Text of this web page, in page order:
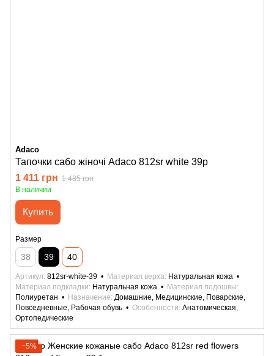
Adaco
Тапочки сабо жіночі Adaco 812sr white 39р
1 411 грн 1 485 грн
В наличии
Купить
Размер
38 39 40
Артикул 812sr-white-39 Материал верха Натуральная кожа
Материал подкладки
Натуральная кожа
Материал подошвы
Полиуретан
Назначение Домашние, Медицинские, Поварские,
Повседневные, Рабочая обувь
Особенности Анатомическая,
Ортопедические
−5%